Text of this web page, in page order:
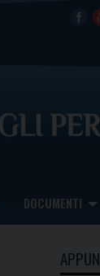
DOCUMENTI